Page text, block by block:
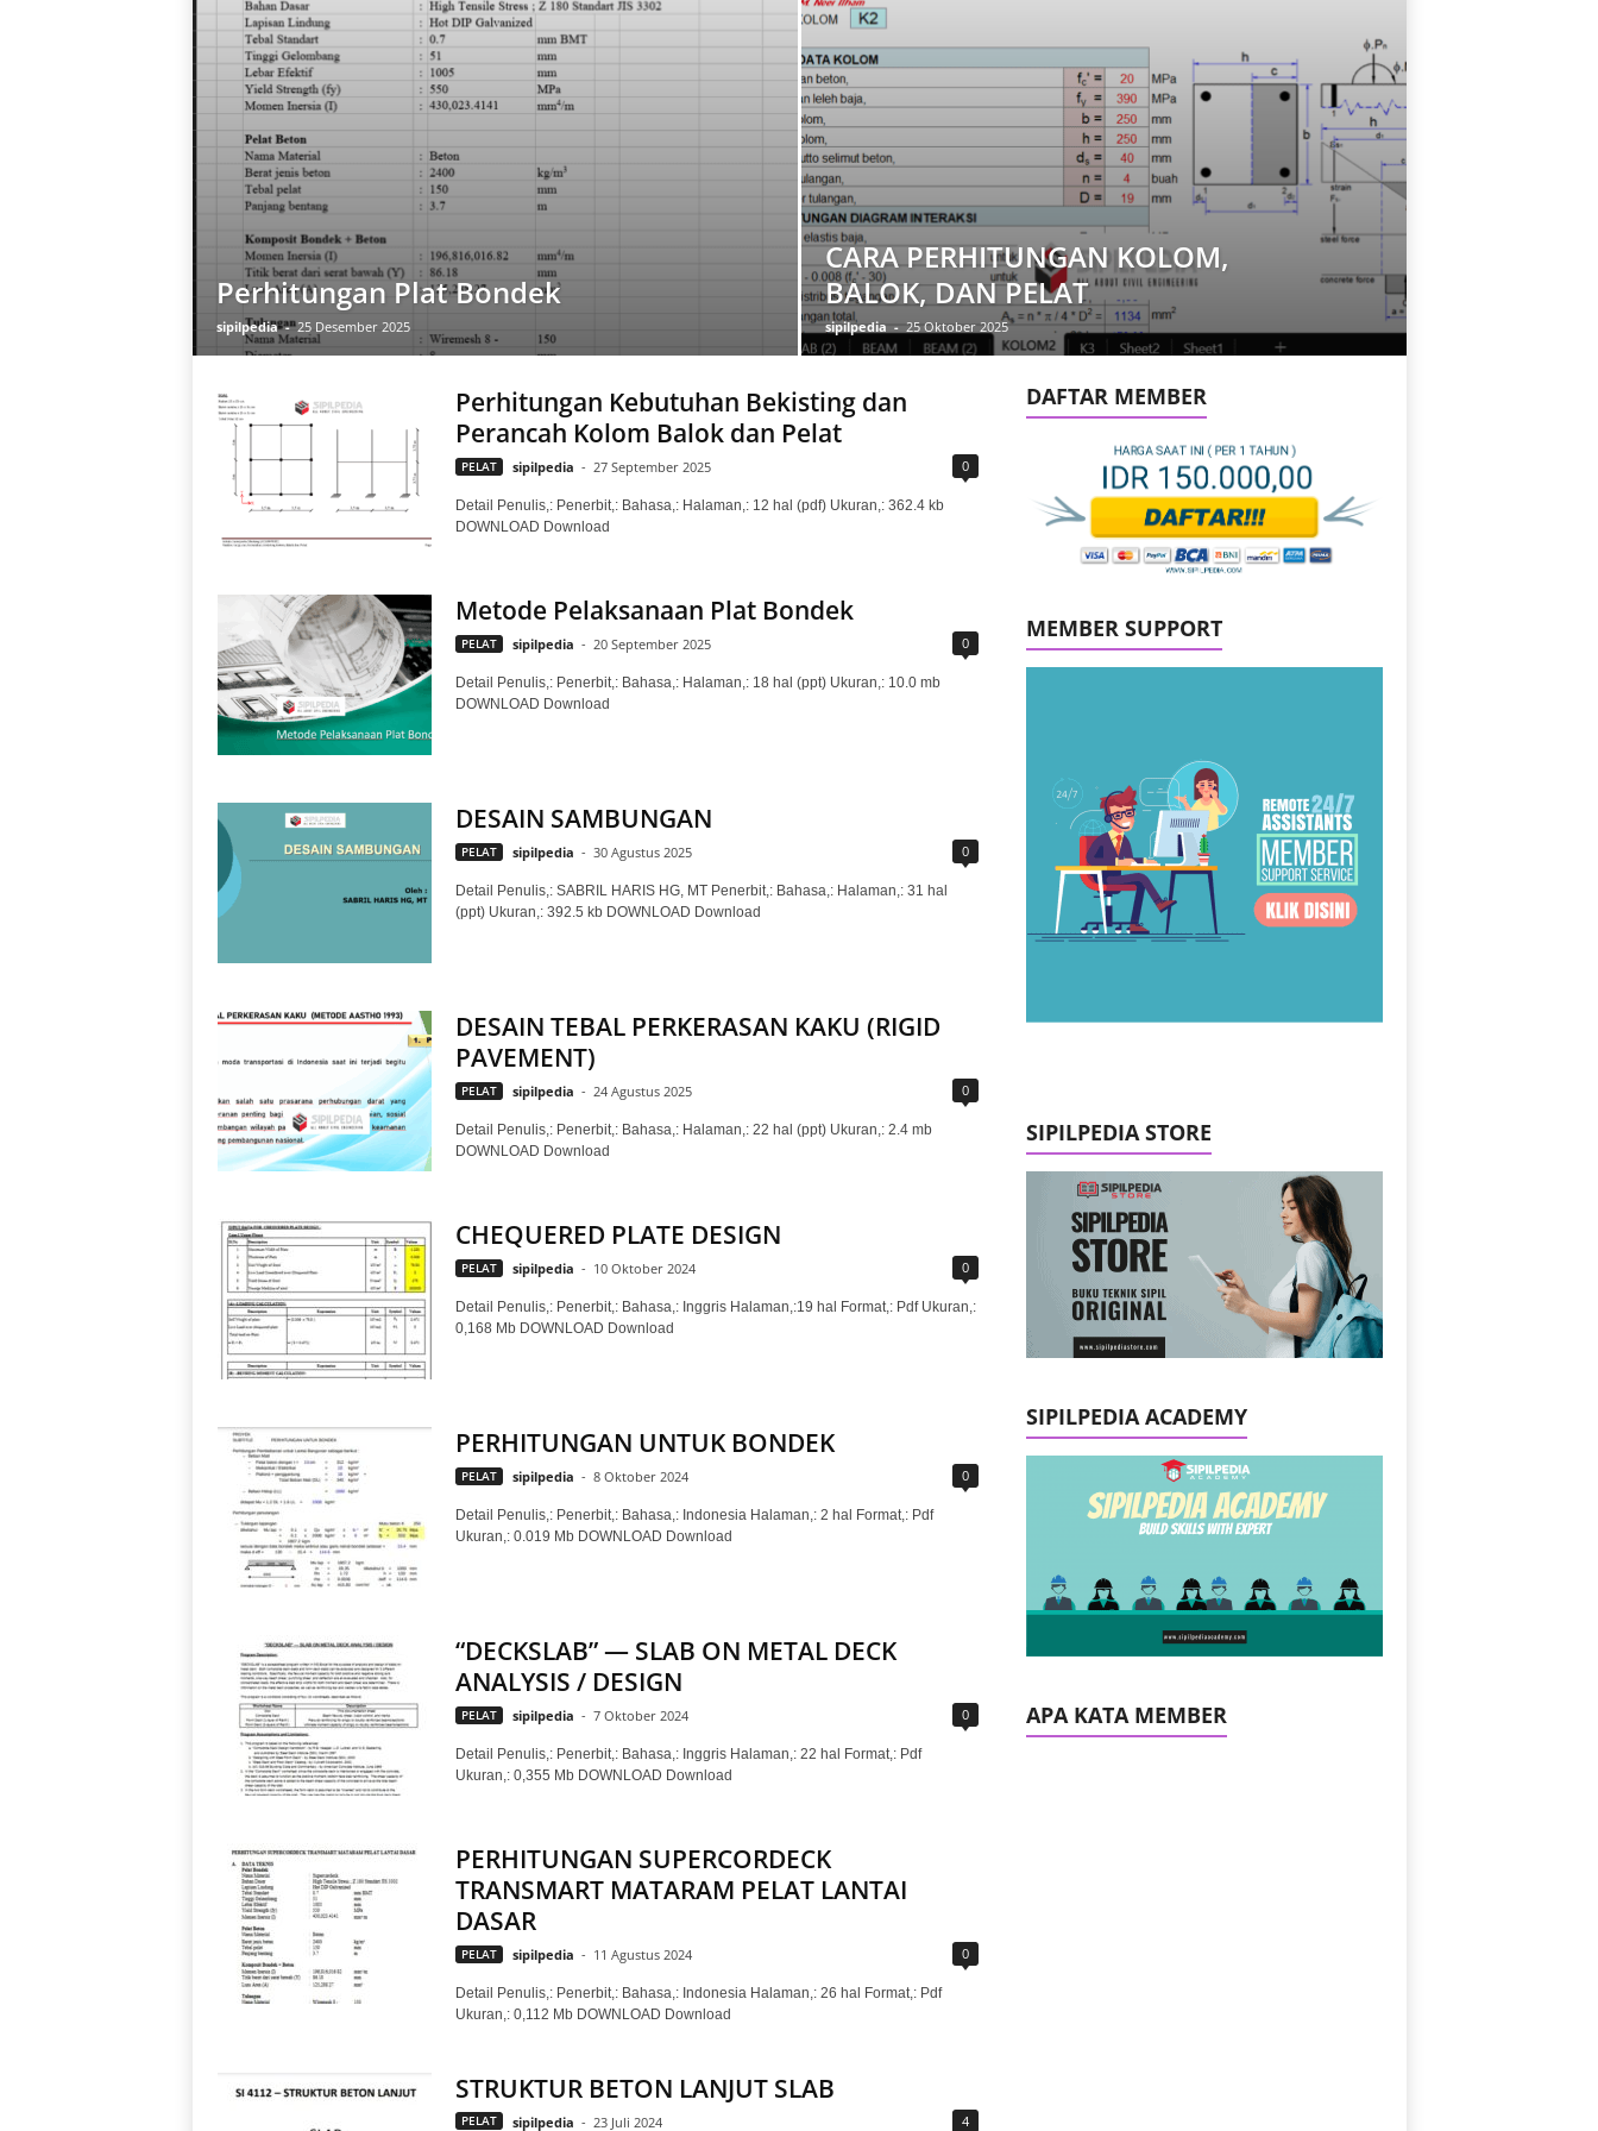
Perhitungan Plat Bondek
sipilpedia - 25 Desember 2025
CARA PERHITUNGAN KOLOM,
BALOK, DAN PELAT
sipilpedia - 25 Oktober 2025
Perhitungan Kebutuhan Bekisting dan
Perancah Kolom Balok dan Pelat
PELAT sipilpedia - 27 September 2025 0
Detail Penulis,: Penerbit,: Bahasa,: Halaman,: 12 hal (pdf) Ukuran,: 362.4 kb
DOWNLOAD Download
Metode Pelaksanaan Plat Bondek
PELAT sipilpedia - 20 September 2025 0
Detail Penulis,: Penerbit,: Bahasa,: Halaman,: 18 hal (ppt) Ukuran,: 10.0 mb
DOWNLOAD Download
DESAIN SAMBUNGAN
PELAT sipilpedia - 30 Agustus 2025 0
Detail Penulis,: SABRIL HARIS HG, MT Penerbit,: Bahasa,: Halaman,: 31 hal
(ppt) Ukuran,: 392.5 kb DOWNLOAD Download
DESAIN TEBAL PERKERASAN KAKU (RIGID
PAVEMENT)
PELAT sipilpedia - 24 Agustus 2025 0
Detail Penulis,: Penerbit,: Bahasa,: Halaman,: 22 hal (ppt) Ukuran,: 2.4 mb
DOWNLOAD Download
CHEQUERED PLATE DESIGN
PELAT sipilpedia - 10 Oktober 2024 0
Detail Penulis,: Penerbit,: Bahasa,: Inggris Halaman,:19 hal Format,: Pdf Ukuran,:
0,168 Mb DOWNLOAD Download
PERHITUNGAN UNTUK BONDEK
PELAT sipilpedia - 8 Oktober 2024 0
Detail Penulis,: Penerbit,: Bahasa,: Indonesia Halaman,: 2 hal Format,: Pdf
Ukuran,: 0.019 Mb DOWNLOAD Download
“DECKSLAB” — SLAB ON METAL DECK
ANALYSIS / DESIGN
PELAT sipilpedia - 7 Oktober 2024 0
Detail Penulis,: Penerbit,: Bahasa,: Inggris Halaman,: 22 hal Format,: Pdf
Ukuran,: 0,355 Mb DOWNLOAD Download
PERHITUNGAN SUPERCORDECK
TRANSMART MATARAM PELAT LANTAI
DASAR
PELAT sipilpedia - 11 Agustus 2024 0
Detail Penulis,: Penerbit,: Bahasa,: Indonesia Halaman,: 26 hal Format,: Pdf
Ukuran,: 0,112 Mb DOWNLOAD Download
STRUKTUR BETON LANJUT SLAB
PELAT sipilpedia - 23 Juli 2024 4
DAFTAR MEMBER
MEMBER SUPPORT
SIPILPEDIA STORE
SIPILPEDIA ACADEMY
APA KATA MEMBER